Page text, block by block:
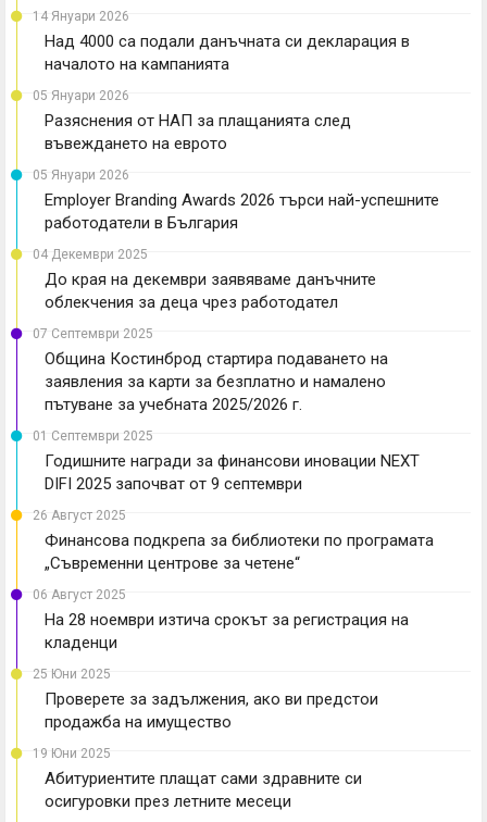
14 Януари 2026
Над 4000 са подали данъчната си декларация в
началото на кампанията
05 Януари 2026
Разяснения от НАП за плащанията след
въвеждането на еврото
05 Януари 2026
Employer Branding Awards 2026 търси най-успешните
работодатели в България
04 Декември 2025
До края на декември заявяваме данъчните
облекчения за деца чрез работодател
07 Септември 2025
Община Костинброд стартира подаването на
заявления за карти за безплатно и намалено
пътуване за учебната 2025/2026 г.
01 Септември 2025
Годишните награди за финансови иновации NEXT
DIFI 2025 започват от 9 септември
26 Август 2025
Финансова подкрепа за библиотеки по програмата
„Съвременни центрове за четене“
06 Август 2025
На 28 ноември изтича срокът за регистрация на
кладенци
25 Юни 2025
Проверете за задължения, ако ви предстои
продажба на имущество
19 Юни 2025
Абитуриентите плащат сами здравните си
осигуровки през летните месеци